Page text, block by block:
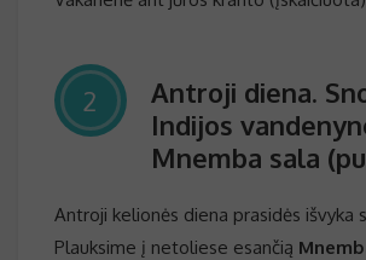
2
Antroji diena.
Indijos
Mnemba sala
Antroji kelionės diena prasidės išvyka
Plauksime į netoliese esančią